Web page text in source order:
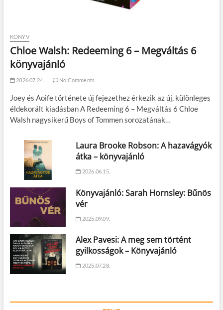
KÖNYV
Chloe Walsh: Redeeming 6 – Megváltás 6
könyvajánló
2026.07.24. No Comments
Joey és Aoife története új fejezethez érkezik az új, különleges
éldekorált kiadásban A Redeeming 6 – Megváltás 6 Chloe
Walsh nagysikerű Boys of Tommen sorozatának…
Laura Brooke Robson: A hazavágyók
átka – könyvajánló
2026.06.15.
Könyvajánló: Sarah Hornsley: Bűnös
vér
2025.09.09.
Alex Pavesi: A meg sem történt
gyilkosságok – Könyvajánló
2025.07.28.